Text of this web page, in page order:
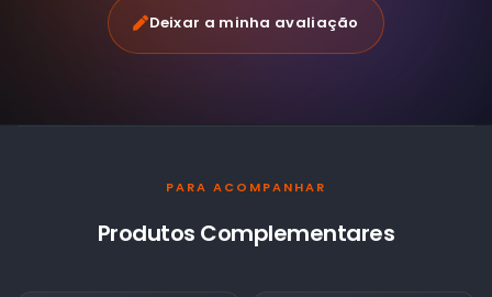
Deixar a minha avaliação
PARA ACOMPANHAR
Produtos Complementares